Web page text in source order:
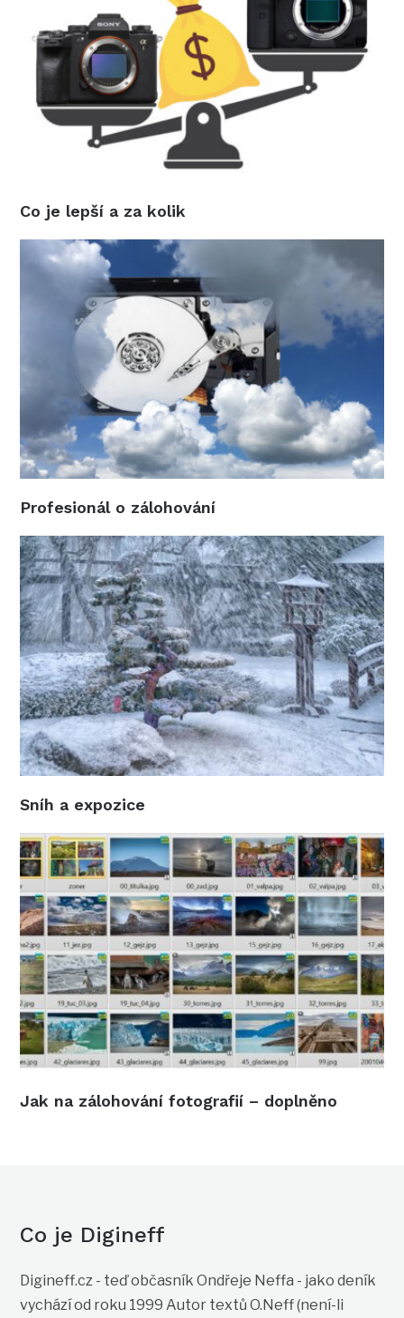
Co je lepší a za kolik
Profesionál o zálohování
Sníh a expozice
Jak na zálohování fotografií – doplněno
Co je Digineff
Digineff.cz - teď občasník Ondřeje Neffa - jako deník
vychází od roku 1999 Autor textů O.Neff (není-li